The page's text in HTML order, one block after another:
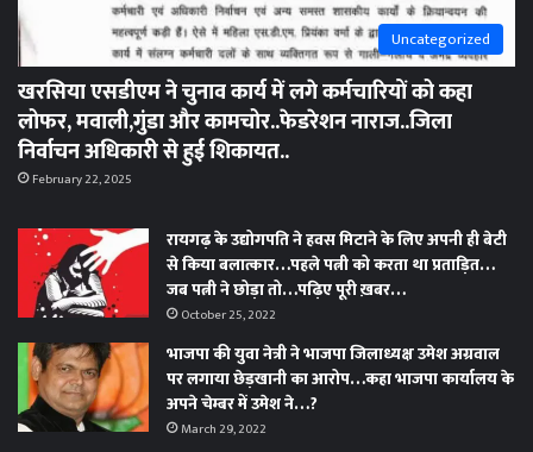
Uncategorized
खरसिया एसडीएम ने चुनाव कार्य में लगे कर्मचारियों को कहा
लोफर, मवाली,गुंडा और कामचोर..फेडरेशन नाराज..जिला
निर्वाचन अधिकारी से हुई शिकायत..
February 22, 2025
रायगढ़ के उद्योगपति ने हवस मिटाने के लिए अपनी ही बेटी
से किया बलात्कार…पहले पत्नी को करता था प्रताड़ित…
जब पत्नी ने छोड़ा तो…पढ़िए पूरी ख़बर…
October 25, 2022
भाजपा की युवा नेत्री ने भाजपा जिलाध्यक्ष उमेश अग्रवाल
पर लगाया छेड़खानी का आरोप…कहा भाजपा कार्यालय के
अपने चेम्बर में उमेश ने…?
March 29, 2022